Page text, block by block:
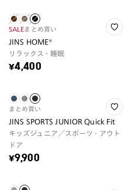
SALEまとめ買い
JINS HOME®
リラックス・睡眠
¥4,400
まとめ買い
JINS SPORTS JUNIOR Quick Fit
キッズジュニア／スポーツ・アウト
ドア
¥9,900